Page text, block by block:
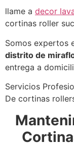
llame a decor
cortinas roller
Somos expertos
distrito de
entrega a
Servicios
De cortinas